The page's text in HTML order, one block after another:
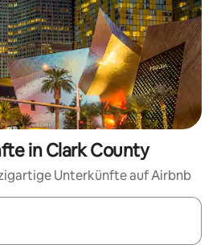
in Clark County
Unterkünfte auf Airbnb
sind, navigiere mit den